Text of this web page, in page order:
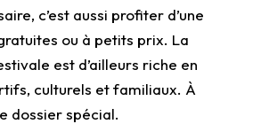
c’est aussi profiter d’une
ou à petits prix. La
est d’ailleurs riche en
culturels et familiaux. À
dossier spécial.